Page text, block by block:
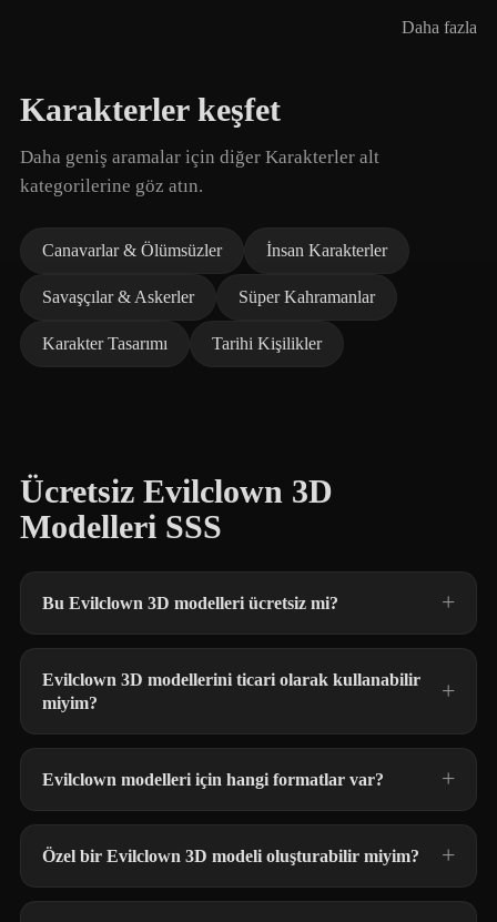
Daha fazla
Karakterler keşfet
Daha geniş aramalar için diğer Karakterler alt
kategorilerine göz atın.
Canavarlar & Ölümsüzler İnsan Karakterler
Savaşçılar & Askerler Süper Kahramanlar
Karakter Tasarımı Tarihi Kişilikler
Ücretsiz Evilclown 3D
Modelleri SSS
Bu Evilclown 3D modelleri ücretsiz mi?
Evilclown 3D modellerini ticari olarak kullanabilir
miyim?
Evilclown modelleri için hangi formatlar var?
Özel bir Evilclown 3D modeli oluşturabilir miyim?